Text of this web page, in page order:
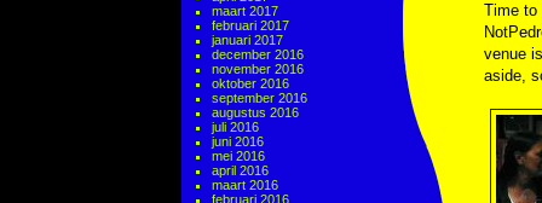
maart 2017
februari 2017
januari 2017
december 2016
november 2016
oktober 2016
september 2016
augustus 2016
juli 2016
juni 2016
mei 2016
april 2016
maart 2016
februari 2016
Time to
venue
aside,